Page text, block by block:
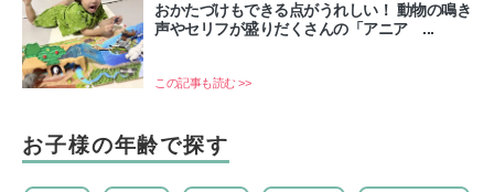
おかたづけもできる点がうれしい！ 動物の鳴き
声やセリフが盛りだくさんの「アニア ...
この記事も読む >>
お子様の年齢で探す